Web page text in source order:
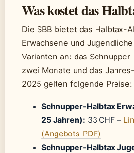
Was kostet das
Die SBB bietet das Halbtax-
Erwachsene und
Varianten an: das
zwei Monate und das
2025 gelten folgende Preise:
Schnupper-Halbtax
25 Jahren): 33 CHF –
(Angebots-PDF)
Schnupper-Halbtax